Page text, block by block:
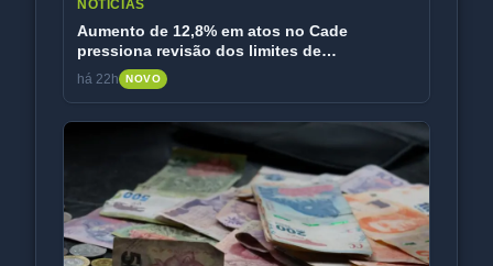
NOTÍCIAS
Aumento de 12,8% em atos no Cade
pressiona revisão dos limites de
faturamento
há 22h NOVO